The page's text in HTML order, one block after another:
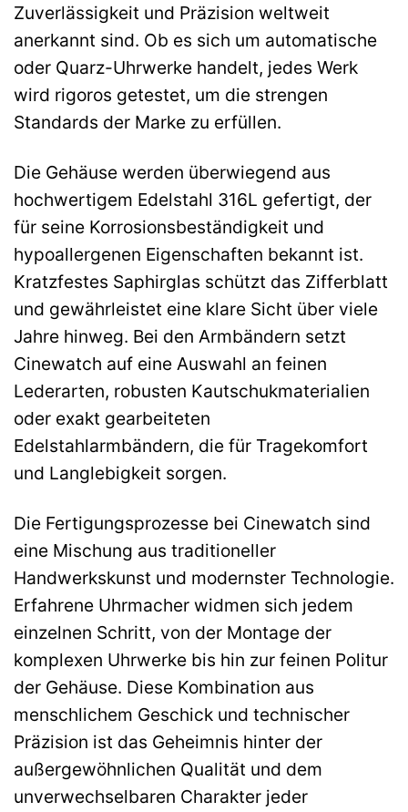
Zuverlässigkeit und Präzision weltweit
anerkannt sind. Ob es sich um automatische
oder Quarz-Uhrwerke handelt, jedes Werk
wird rigoros getestet, um die strengen
Standards der Marke zu erfüllen.
Die Gehäuse werden überwiegend aus
hochwertigem Edelstahl 316L gefertigt, der
für seine Korrosionsbeständigkeit und
hypoallergenen Eigenschaften bekannt ist.
Kratzfestes Saphirglas schützt das Zifferblatt
und gewährleistet eine klare Sicht über viele
Jahre hinweg. Bei den Armbändern setzt
Cinewatch auf eine Auswahl an feinen
Lederarten, robusten Kautschukmaterialien
oder exakt gearbeiteten
Edelstahlarmbändern, die für Tragekomfort
und Langlebigkeit sorgen.
Die Fertigungsprozesse bei Cinewatch sind
eine Mischung aus traditioneller
Handwerkskunst und modernster Technologie.
Erfahrene Uhrmacher widmen sich jedem
einzelnen Schritt, von der Montage der
komplexen Uhrwerke bis hin zur feinen Politur
der Gehäuse. Diese Kombination aus
menschlichem Geschick und technischer
Präzision ist das Geheimnis hinter der
außergewöhnlichen Qualität und dem
unverwechselbaren Charakter jeder